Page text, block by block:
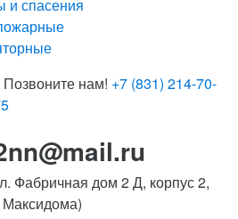
и спасения
нам! +7 (831) 214-70-
Фабричная дом 2 Д, корпус 2,